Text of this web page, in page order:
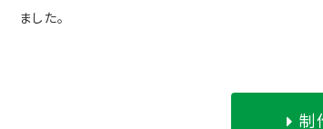
ました。
制